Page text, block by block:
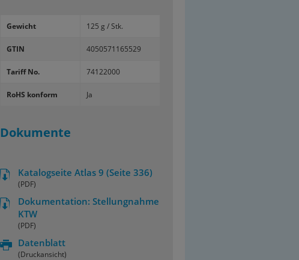
Gewicht 125 g / Stk.
GTIN 4050571165529
Tariff No. 74122000
RoHS konform Ja
Dokumente
Katalogseite Atlas 9 (Seite 336)
(PDF)
Dokumentation: Stellungnahme
KTW
(PDF)
Datenblatt
(Druckansicht)